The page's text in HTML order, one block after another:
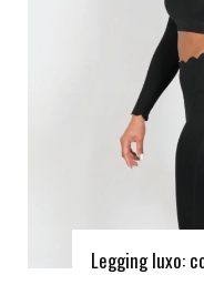
Legging luxo: